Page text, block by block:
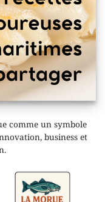
comme un symbole
business et